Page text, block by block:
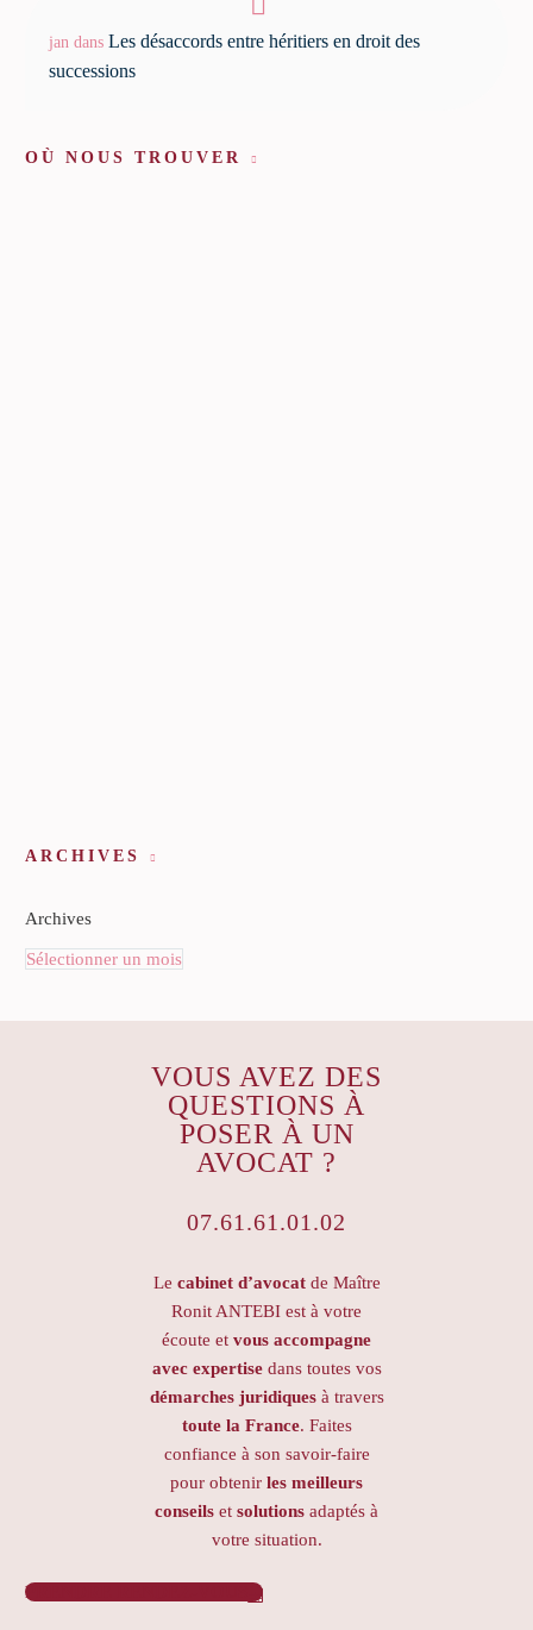
jan dans Les désaccords entre héritiers en droit des
successions
OÙ NOUS TROUVER
ARCHIVES
Archives
Sélectionner un mois
VOUS AVEZ DES
QUESTIONS À
POSER À UN
AVOCAT ?
07.61.61.01.02
Le cabinet d’avocatde Maître
Ronit ANTEBI est à votre
écoute et vous accompagne
avec expertisedans toutes vos
démarches juridiquesà travers
toute la France. Faites
confiance à son savoir-faire
pour obtenir les meilleurs
conseils et solutions adaptés à
votre situation.
PRENDRE RENDEZ-VOUS 